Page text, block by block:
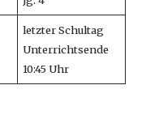
letzter Schultag
Unterrichtsende
10:45 Uhr